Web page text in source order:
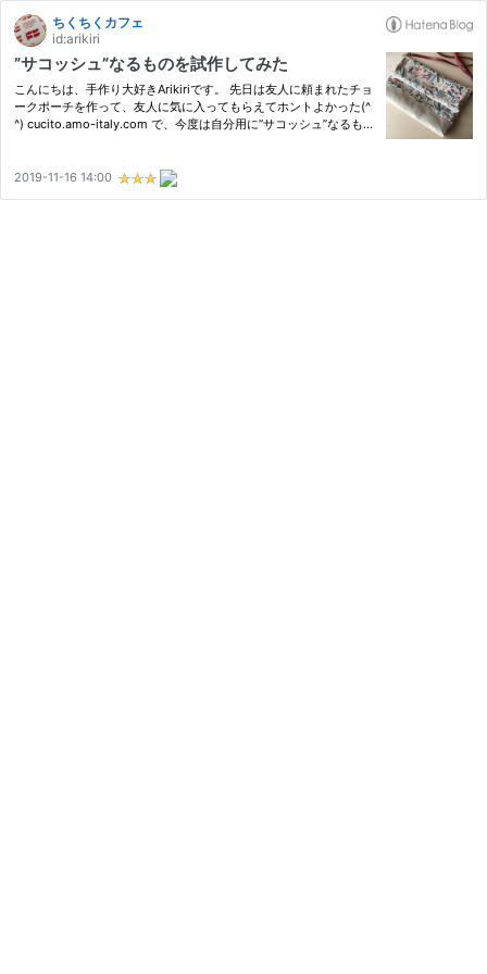
ちくちくカフェ
id:arikiri
”サコッシュ”なるものを試作してみた
こんにちは、手作り大好きArikiriです。 先日は友人に頼まれたチョ
ークポーチを作って、友人に気に入ってもらえてホントよかった(^
^) cucito.amo-italy.com で、今度は自分用に”サコッシュ”なるもの
2019-11-16 14:00